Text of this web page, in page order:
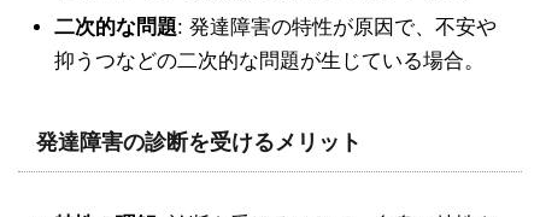
二次的な問題: 発達障害の特性が原因で、不安や
抑うつなどの二次的な問題が生じている場合。
発達障害の診断を受けるメリット